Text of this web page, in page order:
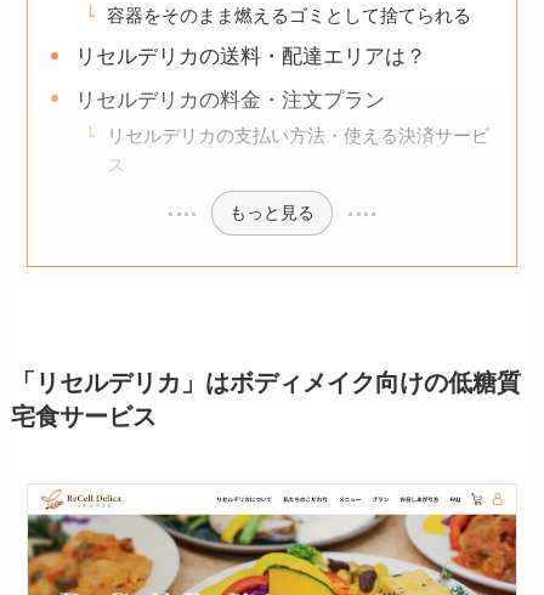
容器をそのまま燃えるゴミとして捨てられる
リセルデリカの送料・配達エリアは？
リセルデリカの料金・注文プラン
リセルデリカの支払い方法・使える決済サービ
ス
もっと見る
「リセルデリカ」はボディメイク向けの低糖質
宅食サービス